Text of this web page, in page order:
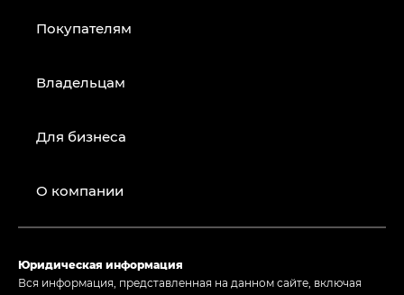
Покупателям
Владельцам
Для бизнеса
О компании
Юридическая информация
Вся информация, представленная на данном сайте, включая